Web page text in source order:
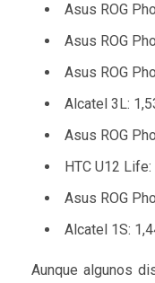
Asus ROG
Asus ROG
Asus ROG
Alcatel 3L:
Asus ROG
HTC U12
Asus ROG
Alcatel 1S:
Aunque algunos